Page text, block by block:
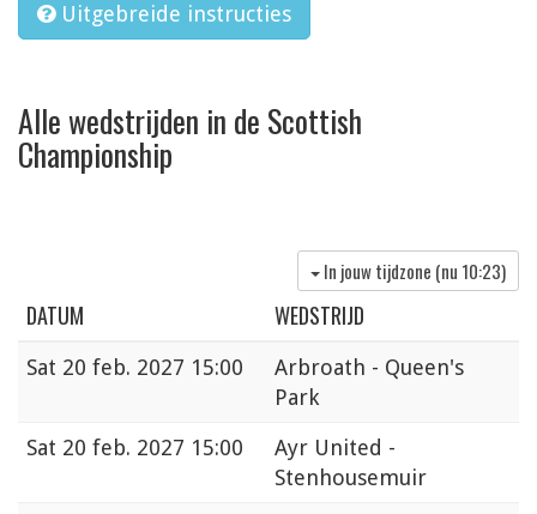
Uitgebreide instructies
Alle wedstrijden in de Scottish
Championship
In jouw tijdzone (nu 10:23)
DATUM WEDSTRIJD
Sat 20 feb. 2027 15:00
Arbroath - Queen's
Park
Sat 20 feb. 2027 15:00
Ayr United -
Stenhousemuir